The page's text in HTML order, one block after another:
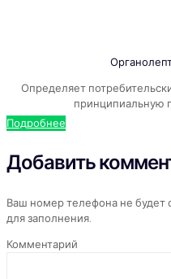
Определяет
принципиальную
Подробнее
Добавить
Ваш номер телефона не будет
для заполнения.
Комментарий